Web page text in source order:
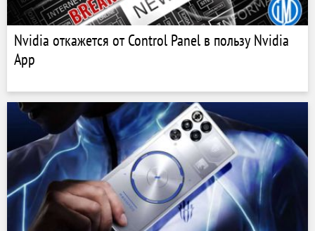
Nvidia откажется от Control Panel в пользу Nvidia
App